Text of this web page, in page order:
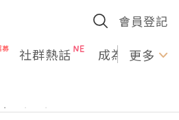
會員登記
社群熱話 成為U更多